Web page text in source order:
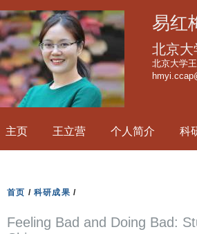
易红
北京大
北京大学
主页 王立营 个人简介 科
首页 / 科研成果 /
Feeling Bad and Doing Bad: